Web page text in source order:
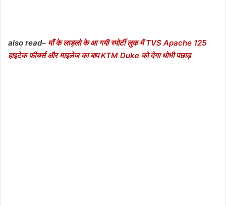
also read– माँ के लाड़लो के आ गयी स्पोर्टी लुक में TVS Apache 125
हाइटेक फीचर्स और माइलेज का बाप KTM Duke को देगा धोभी पछाड़